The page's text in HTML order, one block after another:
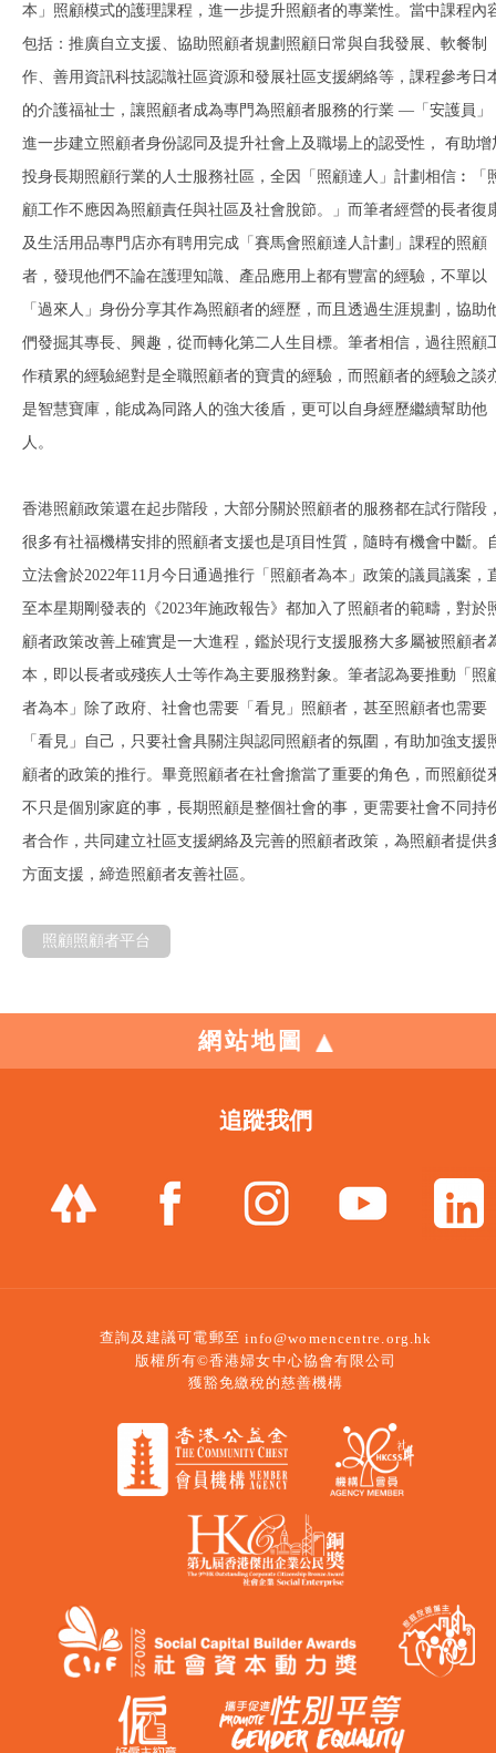
本」照顧模式的護理課程，進一步提升照顧者的專業性。當中課程內
包括：推廣自立支援、協助照顧者規劃照顧日常與自我發展、軟餐制
作、善用資訊科技認識社區資源和發展社區支援網絡等，課程參考日
的介護福祉士，讓照顧者成為專門為照顧者服務的行業 —「安護員」
進一步建立照顧者身份認同及提升社會上及職場上的認受性， 有助增
投身長期照顧行業的人士服務社區，全因「照顧達人」計劃相信︰「
顧工作不應因為照顧責任與社區及社會脫節。」而筆者經營的長者復
及生活用品專門店亦有聘用完成「賽馬會照顧達人計劃」課程的照顧
者，發現他們不論在護理知識、產品應用上都有豐富的經驗，不單以
「過來人」身份分享其作為照顧者的經歷，而且透過生涯規劃，協助
們發掘其專長、興趣，從而轉化第二人生目標。筆者相信，過往照顧
作積累的經驗絕對是全職照顧者的寶貴的經驗，而照顧者的經驗之談
是智慧寶庫，能成為同路人的強大後盾，更可以自身經歷繼續幫助他
人。
香港照顧政策還在起步階段，大部分關於照顧者的服務都在試行階段
很多有社福機構安排的照顧者支援也是項目性質，隨時有機會中斷。
立法會於2022年11月今日通過推行「照顧者為本」政策的議員議案，
至本星期剛發表的《2023年施政報告》都加入了照顧者的範疇，對於
顧者政策改善上確實是一大進程，鑑於現行支援服務大多屬被照顧者
本，即以長者或殘疾人士等作為主要服務對象。筆者認為要推動「照
者為本」除了政府、社會也需要「看見」照顧者，甚至照顧者也需要
「看見」自己，只要社會具關注與認同照顧者的氛圍，有助加強支援
顧者的政策的推行。畢竟照顧者在社會擔當了重要的角色，而照顧從
不只是個別家庭的事，長期照顧是整個社會的事，更需要社會不同持
者合作，共同建立社區支援網絡及完善的照顧者政策，為照顧者提供
方面支援，締造照顧者友善社區。
照顧照顧者平台
網站地圖
追蹤我們
查詢及建議可電郵至 info@womencentre.org.hk
版權所有©香港婦女中心協會有限公司
獲豁免繳稅的慈善機構